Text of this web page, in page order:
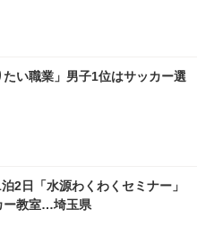
い職業」男子1位はサッカー選
2日「水源わくわくセミナー」
ー教室…埼玉県